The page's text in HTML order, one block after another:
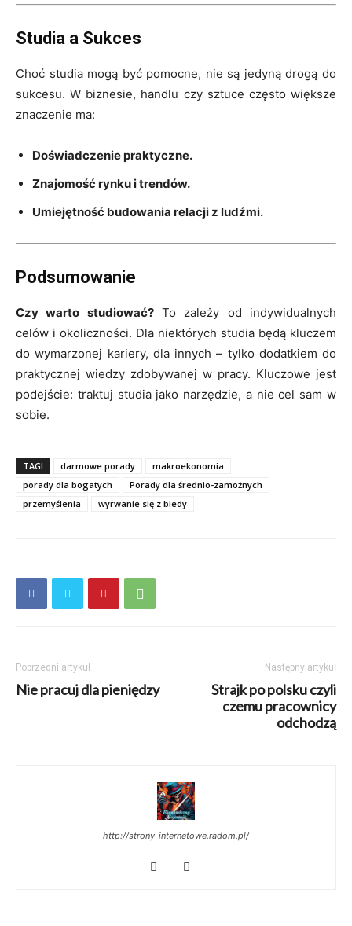
Studia a Sukces
Choć studia mogą być pomocne, nie są jedyną drogą do
sukcesu. W biznesie, handlu czy sztuce często większe
znaczenie ma:
Doświadczenie praktyczne.
Znajomość rynku i trendów.
Umiejętność budowania relacji z ludźmi.
Podsumowanie
Czy warto studiować?To zależy od indywidualnych
celów i okoliczności. Dla niektórych studia będą kluczem
do wymarzonej kariery, dla innych – tylko dodatkiem do
praktycznej wiedzy zdobywanej w pracy. Kluczowe jest
podejście: traktuj studia jako narzędzie, a nie cel sam w
sobie.
TAGI darmowe porady
makroekonomia
porady dla bogatych
Porady dla średnio-zamożnych
przemyślenia
wyrwanie się z biedy
Poprzedni artykuł
Nie pracuj dla pieniędzy
Następny artykuł
Strajk po polsku czyli
czemu pracownicy
odchodzą
http://strony-internetowe.radom.pl/